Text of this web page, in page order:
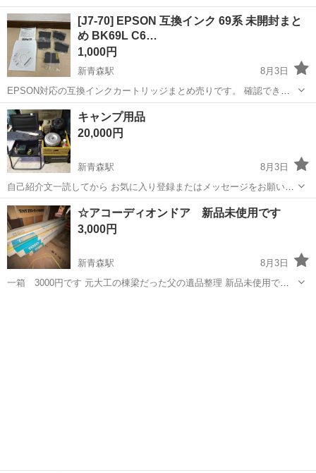
ート <募集職種> 美容師 <仕事内容> サロン内業務全般 希望や適性に
応じて、 店舗運営・スタッフ管理などの マネジメント業務にも携われ
ます <必要経験> ス...
アルバイト・パート
[J7-70] EPSON 互換インク 69系 未開封まと
め BK69L C6…
1,000円
新青森駅
8月3日
EPSON対応の互換インクカートリッジまとめ売りです。 確認できる
型番は以下のとおりです。 ・BK69L ブラック×2 ・C69 シアン ・M69
青森 青森市 新青森駅
キャンプ用品
20,000円
新青森駅
8月3日
自己紹介文一読してから お気に入り登録またはメッセージをお願いし
ます。 【詳細】 使用期間 数ヶ月程度 状態 C（傷汚れあり） 左
DODイス 風防 キャプテンスタッグドング キャプテンスタッグコップ
キャプテンスタッ...
青森 青森市 用品
☆アコーディオンドア 新品未使用です
3,000円
新青森駅
8月3日
一箱 3000円です 元大工の棟梁だった父の遺品整理 新品未使用で